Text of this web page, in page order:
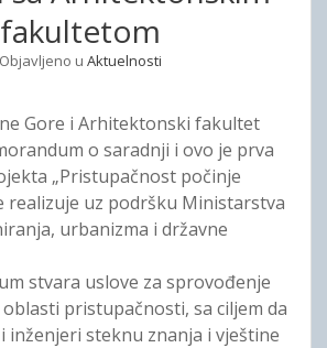
G
o
e
ZA PODGORICU, DANILOVGRAD I
KOLAŠIN
fakultetom
Objavljeno u Aktuelnosti
Gore i Arhitektonski fakultet
o saradnji i ovo je prva
„Pristupačnost počinje
realizuje uz podršku Ministarstva
urbanizma i državne
stvara uslove za sprovođenje
pristupačnosti, sa ciljem da
inženjeri steknu znanja i vještine